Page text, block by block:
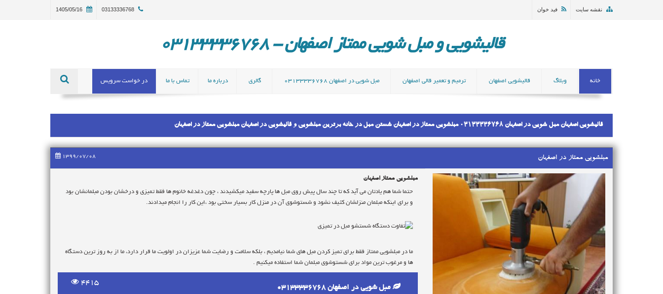
03133336768
1405/05/16 نقشه سایت فید خوان
قالیشویی و مبل شویی ممتاز اصفهان - 03133336768
خانه وبلاگ قالیشویی اصفهان ترمیم و تعمیر قالی اصفهان مبل شویی در اصفهان 03133336768 گالری درباره ما تماس با ما در خواست سرویس
قالیشویی اصفهان مبل شویی در اصفهان 03133336768 مبلشویی ممتاز در اصفهان شستن مبل در خانه برترین مبلشویی و قالیشویی در اصفهان مبلشویی ممتاز در اصفهان
مبلشویی ممتاز در اصفهان 1399/07/08
مبلشویی ممتاز اصفهان
حتما شما هم یادتان می آید که تا چند سال پیش روی مبل ها پارچه سفید میکشیدند ، چون دغدغه خانوم ها فقط تمیزی و درخشان بودن مبلمانشان بود
و برای اینکه مبلمان منزلشان کثیف نشود و شستوشوی آن در منزل کار بسیار سختی بود ،این کار را انجام میدادند.
مبلمان‌تان را به دست مراکز مبل شویی که این کار را با تخصص بالا انجام میدهند بسپارید.
ما در مبلشویی ممتاز فقط برای تمیز کردن مبل های شما نیامدیم ، بلکه سلامت و رضایت شما عزیزان در اولویت ما قرار دارد، ما از به روز ترین دستگاه
ها و مرغوب ترین مواد برای شستوشوی مبلمان شما استفاده میکنیم .
برای ثبت سفارش در قالیشویی ممتاز چه به صورت اینترنتی و چه به صورت تلفنی تماس گرفته و سفارش خودتان را ثبت کنید تا همکاران ما در
کمترین زمان ممکن به منزل شما آمده و بهترین شستوشو را برای شما انجام دهند .
مبل شویی در اصفهان 03133336768
4415